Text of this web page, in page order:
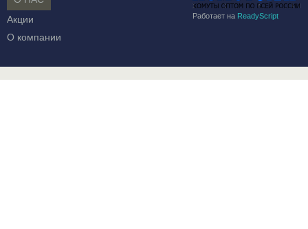
Работает на ReadyScript
Акции
О компании